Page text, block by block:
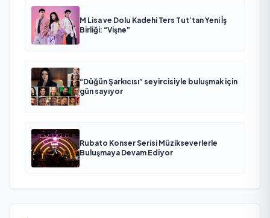
M Lisa ve Dolu Kadehi Ters Tut’tan Yeni İş
Birliği: “Vişne”
“Düğün Şarkıcısı” seyircisiyle buluşmak için
gün sayıyor
Rubato Konser Serisi Müzikseverlerle
Buluşmaya Devam Ediyor